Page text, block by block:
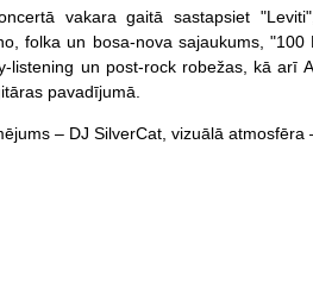
vakara gaitā sastapsiet
folka un bosa-nova sajaukums, "100
listening un post-rock robežas, kā arī
pavadījumā.
– DJ SilverCat, vizuālā atmosfēra